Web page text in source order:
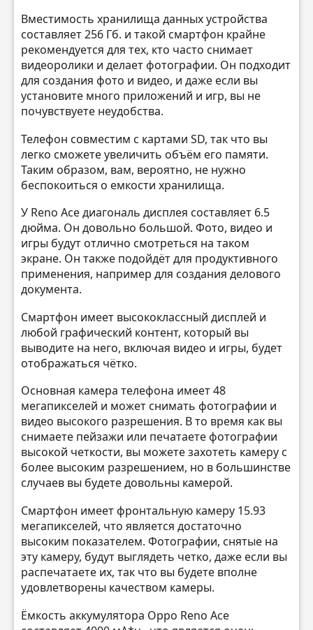
Вместимость хранилища данных устройства
составляет 256 Гб. и такой смартфон крайне
рекомендуется для тех, кто часто снимает
видеоролики и делает фотографии. Он подходит
для создания фото и видео, и даже если вы
установите много приложений и игр, вы не
почувствуете неудобства.
Телефон совместим с картами SD, так что вы
легко сможете увеличить объём его памяти.
Таким образом, вам, вероятно, не нужно
беспокоиться о емкости хранилища.
У Reno Ace диагональ дисплея составляет 6.5
дюйма. Он довольно большой. Фото, видео и
игры будут отлично смотреться на таком
экране. Он также подойдёт для продуктивного
применения, например для создания делового
документа.
Смартфон имеет высококлассный дисплей и
любой графический контент, который вы
выводите на него, включая видео и игры, будет
отображаться чётко.
Основная камера телефона имеет 48
мегапикселей и может снимать фотографии и
видео высокого разрешения. В то время как вы
снимаете пейзажи или печатаете фотографии
высокой четкости, вы можете захотеть камеру с
более высоким разрешением, но в большинстве
случаев вы будете довольны камерой.
Смартфон имеет фронтальную камеру 15.93
мегапикселей, что является достаточно
высоким показателем. Фотографии, снятые на
эту камеру, будут выглядеть четко, даже если вы
распечатаете их, так что вы будете вполне
удовлетворены качеством камеры.
Ёмкость аккумулятора Oppo Reno Ace